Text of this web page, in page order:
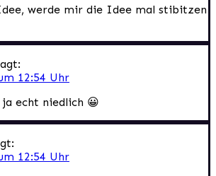
werde mir die Idee mal stibitzen
12:54 Uhr
echt niedlich 😀
12:54 Uhr